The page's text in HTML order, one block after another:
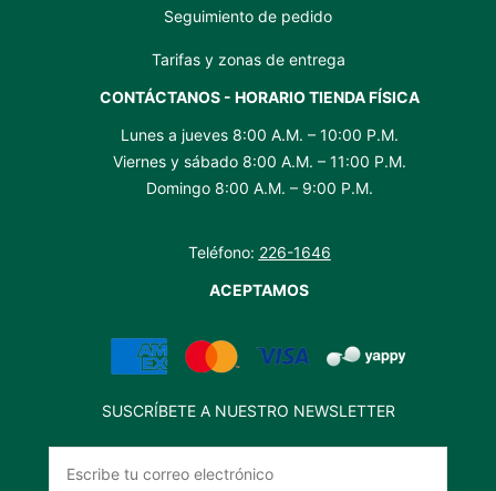
Seguimiento de pedido
Tarifas y zonas de entrega
CONTÁCTANOS - HORARIO TIENDA FÍSICA
Lunes a jueves 8:00 A.M. – 10:00 P.M.
Viernes y sábado 8:00 A.M. – 11:00 P.M.
Domingo 8:00 A.M. – 9:00 P.M.
Teléfono: 226-1646
ACEPTAMOS
SUSCRÍBETE A NUESTRO NEWSLETTER